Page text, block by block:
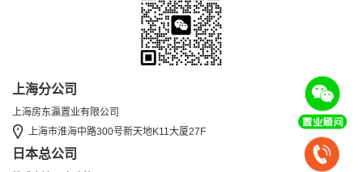
上海分公司
上海房东瀛置业有限公司
上海市淮海中路300号新天地K11大厦27F
日本总公司